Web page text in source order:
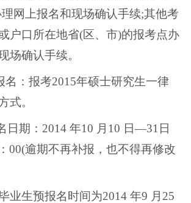
网上报名和现场确认手续;其他考
户口所在地省(区、市)的报考点办
场确认手续。
：报考2015年硕士研究生一律
式。
期：2014 年10 月10 日—31日
00(逾期不再补报，也不得再修改
生预报名时间为2014 年9 月25